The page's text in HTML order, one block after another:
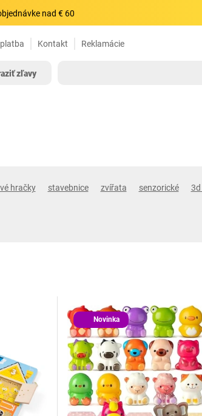
nad € 60
Kontakt Reklamácie
zľavy
hračky stavebnice zvířata senzorické
Novinka